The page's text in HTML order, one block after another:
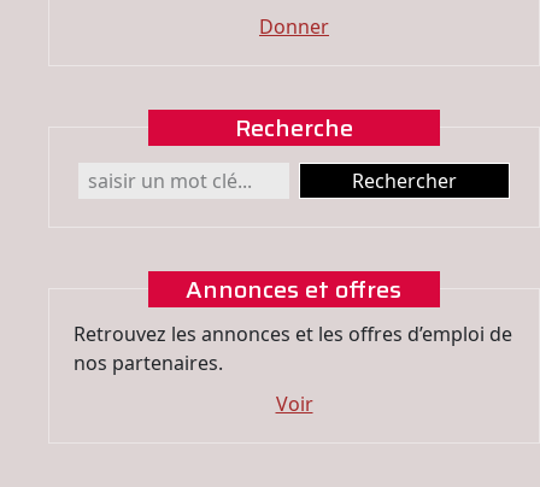
Donner
Recherche
Annonces et offres
Retrouvez les annonces et les offres d’emploi de
nos partenaires.
Voir